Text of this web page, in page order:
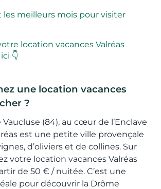
les meilleurs mois pour visiter
location vacances Valréas
👇
une location vacances
?
(84), au cœur de l’Enclave
est une petite ville provençale
d’oliviers et de collines. Sur
votre location vacances Valréas
de 50 € / nuitée. C’est une
pour découvrir la Drôme